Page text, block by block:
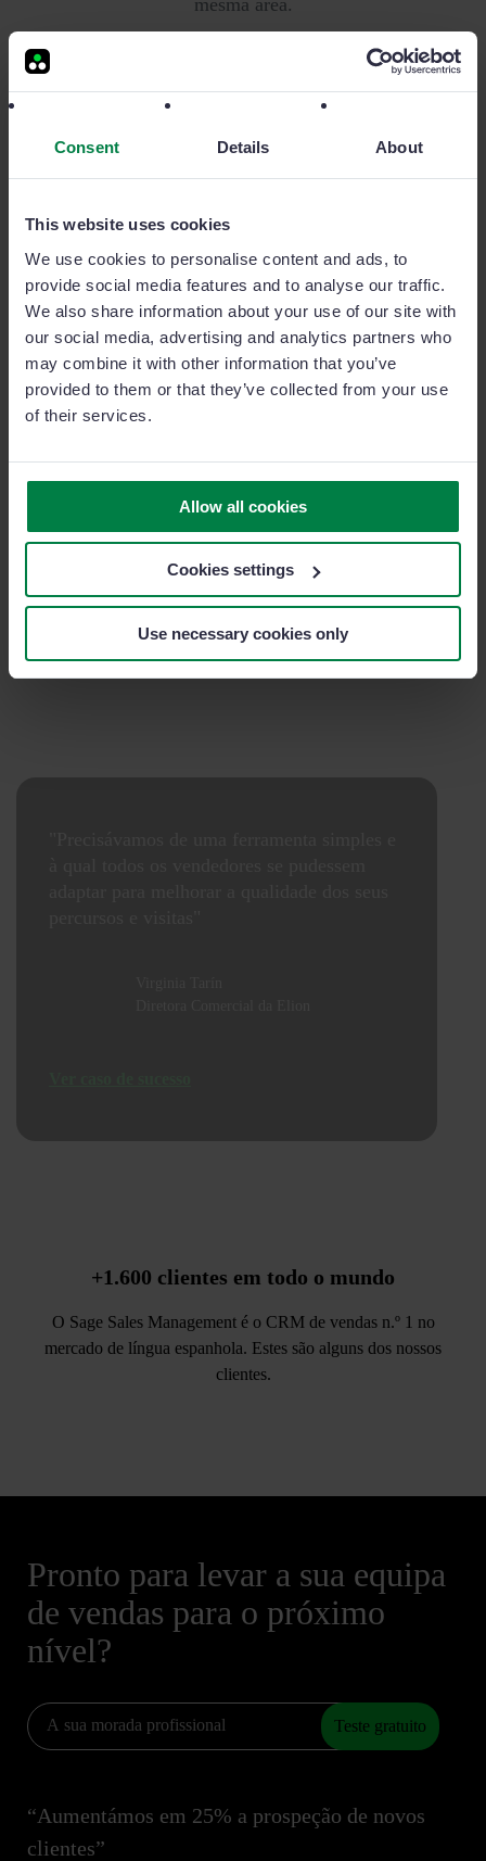
Consent Details About
This website uses cookies
We use cookies to personalise content and ads, to
provide social media features and to analyse our traffic.
We also share information about your use of our site with
our social media, advertising and analytics partners who
may combine it with other information that you’ve
provided to them or that they’ve collected from your use
of their services.
Allow all cookies
Cookies settings
Use necessary cookies only
a sua equipa. Filtre e segmente os clientes no mapa e
organize a sua agenda semanal em minutos,
diretamente a partir do seu escritório ou telemóvel.
Maximize a sua produtividadedurante as
Planeie e participe em reuniões de controlo virtuais, a
partir do escritório. Tome notas e registe detalhes
nativa do Sage Sales Management no Teams.
+1.600 clientes em todo o mundo
O Sage Sales Management é o CRM de vendas n.º 1 no
mercado de língua espanhola. Estes são alguns dos nossos
clientes.
Pronto para levar a sua equipa
de vendas para o próximo
nível?
Teste gratuito
“Aumentámos em 25% a prospeção de novos
clientes”